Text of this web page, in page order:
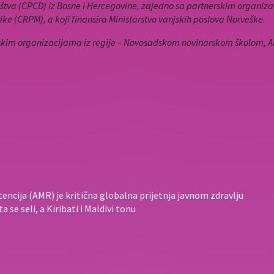
(CPCD) iz Bosne i Hercegovine, zajedno sa partnerskim
(CRPM), a koji finansira Ministarstvo vanjskih poslova Norveške.
organizacijama iz regije – Novosadskom novinarskom
(AMR) je kritična globalna prijetnja javnom zdravlju
se seli, a Kiribati i Maldivi tonu